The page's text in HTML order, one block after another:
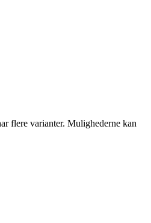
flere varianter. Mulighederne kan